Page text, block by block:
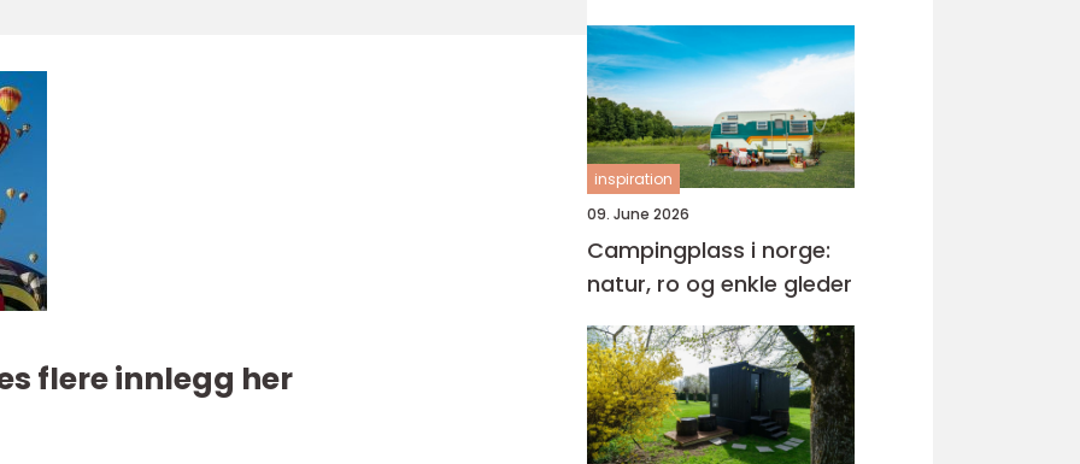
flere innlegg her
inspiration
09. June 2026
Campingplass i norge:
natur, ro og enkle gleder